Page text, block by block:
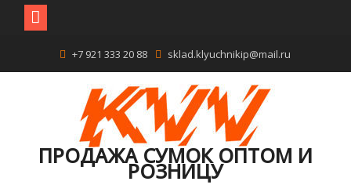
+7 921 333 20 88 sklad.klyuchnikip@mail.ru
ПРОДАЖА СУМОК ОПТОМ И
РОЗНИЦУ